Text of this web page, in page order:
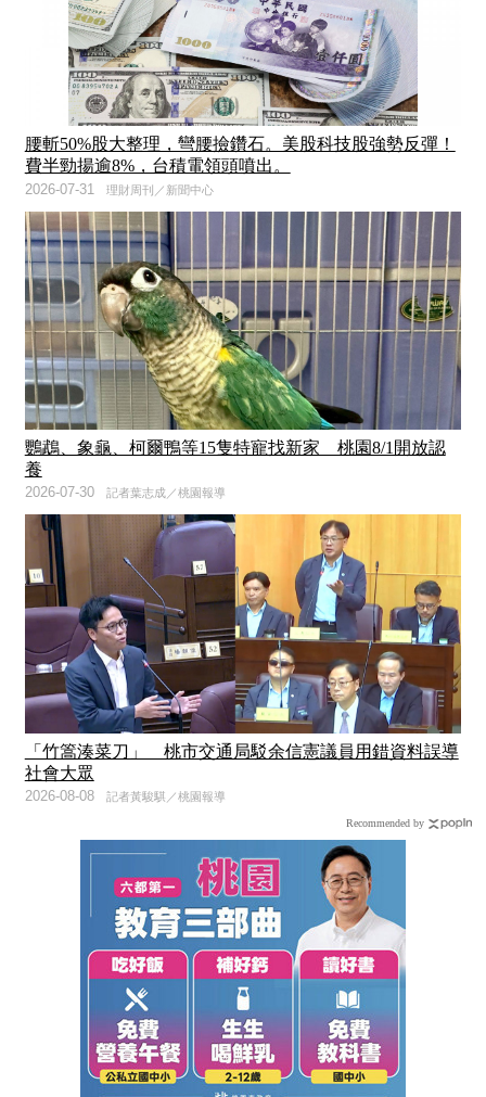
腰斬50%股大整理，彎腰撿鑽石。美股科技股強勢反彈！
費半勁揚逾8%，台積電領頭噴出。
理財周刊／新聞中心
2026-07-31
鸚鵡、象龜、柯爾鴨等15隻特寵找新家 桃園8/1開放認
養
記者葉志成／桃園報導
2026-07-30
「竹篙湊菜刀」 桃市交通局駁余信憲議員用錯資料誤導
社會大眾
記者黃駿騏／桃園報導
2026-08-08
Recommended by